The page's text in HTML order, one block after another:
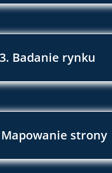
3. Badanie rynku
strony